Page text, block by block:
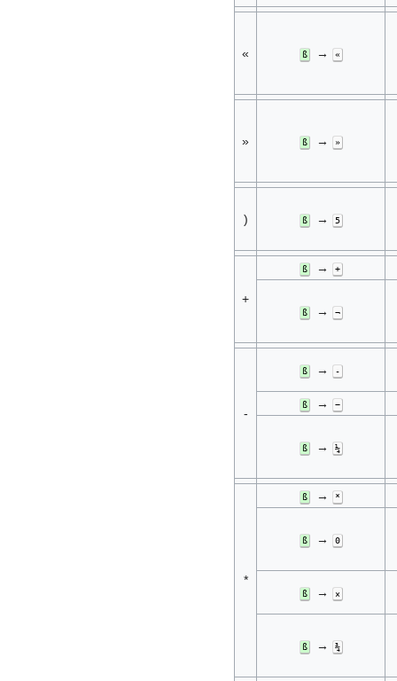
« ß → «
» ß → »
) ß → 5
+
ß → +
ß → ¬
-
ß → -
ß → −
ß → ¼
*
ß → *
ß → 0
ß → ×
ß → ¾